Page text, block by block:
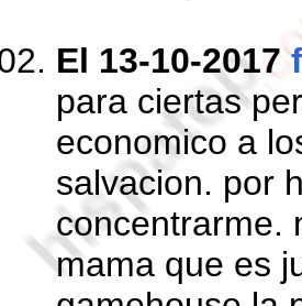
El 13-10-2017
para ciertas
economico a
salvacion. por
concentrarme.
mama que es